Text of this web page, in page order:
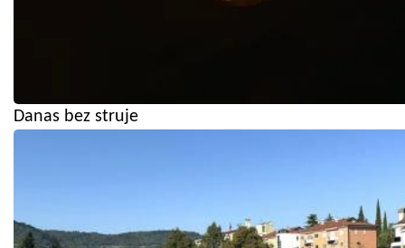
Danas bez struje